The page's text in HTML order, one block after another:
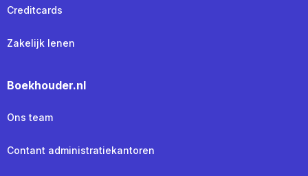
Creditcards
Zakelijk lenen
Boekhouder.nl
Ons team
Contant administratiekantoren